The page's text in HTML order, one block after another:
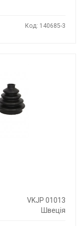
Код: 140685-3
VKJP 01013
Швеція